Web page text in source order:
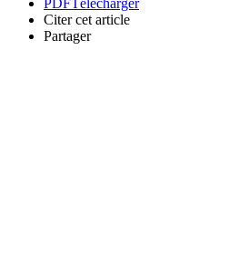
Citer cet article
Partager